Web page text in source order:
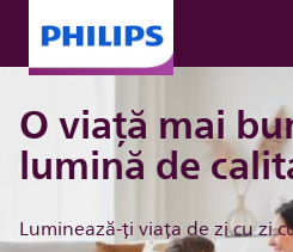
O viață mai
lumină de
Luminează-ți viața de zi cu zi